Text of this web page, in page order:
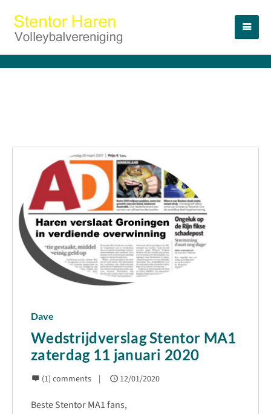
Dave
Wedstrijdverslag Stentor MA1
zaterdag 11 januari 2020
(1) comments 12/01/2020
Beste Stentor MA1 fans,